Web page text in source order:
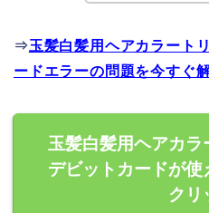
⇒玉髪白髪用ヘアカラート
ードエラーの問題を今すぐ
玉髪白髪用ヘアカ
デビットカードが
クリ